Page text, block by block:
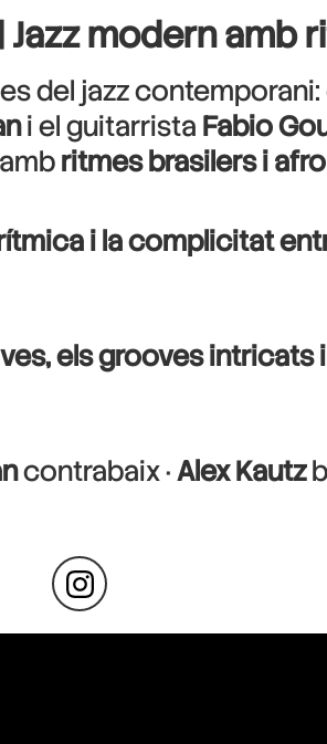
Jazz modern amb
del jazz
i el guitarrista Fabio
ritmes brasilers i
i la complicitat
els grooves intricats
contrabaix ·Alex Kautz